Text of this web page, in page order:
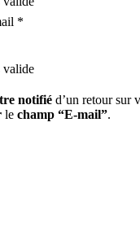
*
valide
notifié d’un retour sur
le champ “E-mail”.